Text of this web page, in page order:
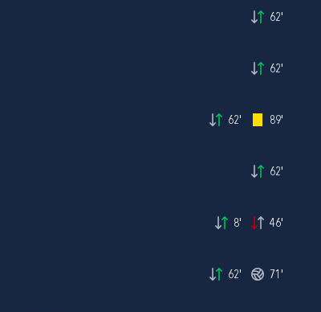
62'
62'
62' 89'
62'
8' 46'
62' 71'